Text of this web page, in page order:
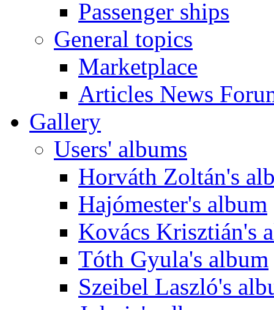
Passenger ships
General topics
Marketplace
Articles News
Gallery
Users' albums
Horváth Zoltán's
Hajómester's album
Kovács Krisztián's
Tóth Gyula's album
Szeibel Laszló's